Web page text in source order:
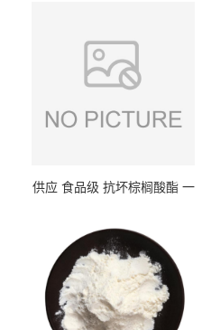
供应 食品级 抗坏棕榈酸酯 一